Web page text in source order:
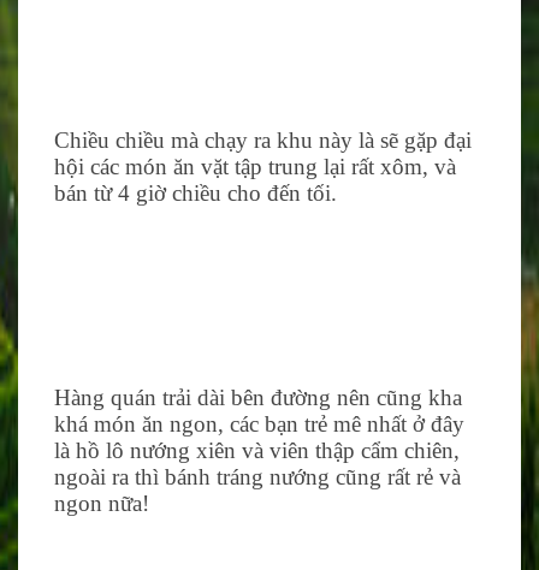
Chiều chiều mà chạy ra khu này là sẽ gặp đại
hội các món ăn vặt tập trung lại rất xôm, và
bán từ 4 giờ chiều cho đến tối.
Hàng quán trải dài bên đường nên cũng kha
khá món ăn ngon, các bạn trẻ mê nhất ở đây
là hồ lô nướng xiên và viên thập cẩm chiên,
ngoài ra thì bánh tráng nướng cũng rất rẻ và
ngon nữa!